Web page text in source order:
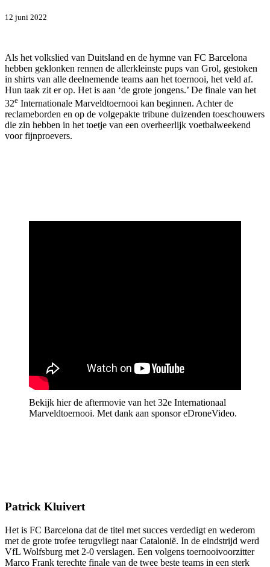
12 juni 2022
Als het volkslied van Duitsland en de hymne van FC Barcelona
hebben geklonken rennen de allerkleinste pups van Grol, gestoken
in shirts van alle deelnemende teams aan het toernooi, het veld af.
Hun taak zit er op. Het is aan ‘de grote jongens.’ De finale van het
32e Internationale Marveldtoernooi kan beginnen. Achter de
reclameborden en op de volgepakte tribune duizenden toeschouwers
die zin hebben in het toetje van een overheerlijk voetbalweekend
voor fijnproevers.
Bekijk hier de aftermovie van het 32e Internationaal
Marveldtoernooi. Met dank aan sponsor eDroneVideo.
Patrick Kluivert
Het is FC Barcelona dat de titel met succes verdedigt en wederom
met de grote trofee terugvliegt naar Catalonië. In de eindstrijd werd
VfL Wolfsburg met 2-0 verslagen. Een volgens toernooivoorzitter
Marco Frank terechte finale van de twee beste teams in een sterk